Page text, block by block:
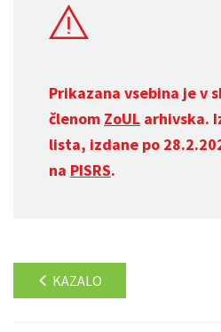
Prikazana vsebina je v
členom ZoUL arhivska.
lista, izdane po
na PISRS.
KAZALO